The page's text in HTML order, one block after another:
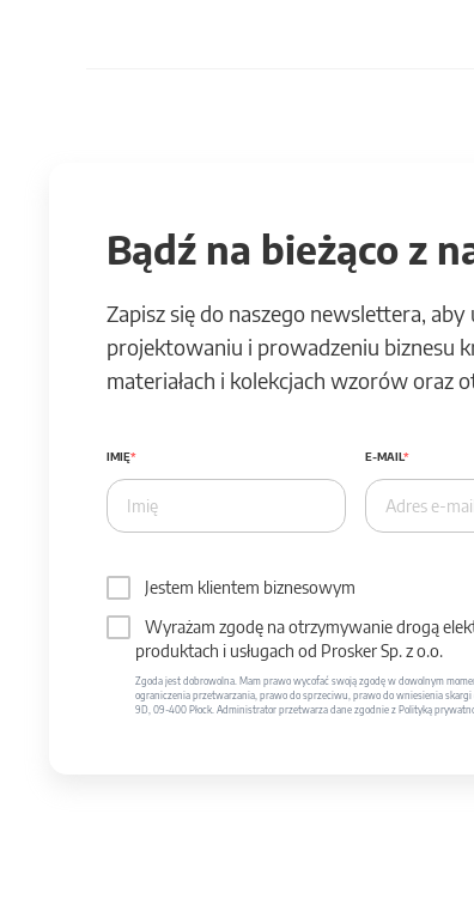
Bądź na bieżąco z
Zapisz się do naszego newslettera,
projektowaniu i prowadzeniu biznesu
materiałach i kolekcjach wzorów oraz
IMIĘ E-MAIL
Jestem klientem biznesowym
Wyrażam zgodę na otrzymywanie drogą
produktach i usługach od Prosker Sp. z o.o.
Zgoda jest dobrowolna. Mam prawo wycofać swoją zgodę w dowolnym
ograniczenia przetwarzania, prawo do sprzeciwu, prawo do wniesienia
9D, 09-400 Płock. Administrator przetwarza dane zgodnie z Polityką